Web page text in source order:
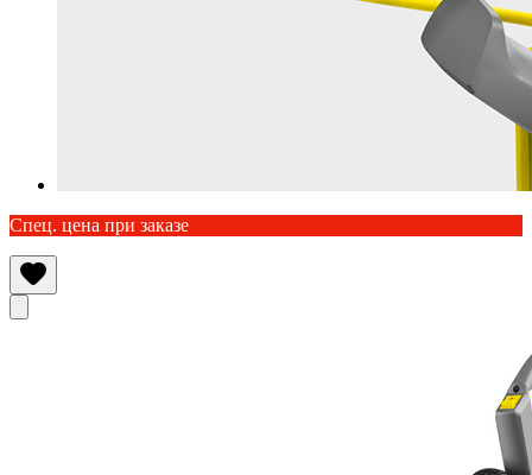
Спец. цена при заказе